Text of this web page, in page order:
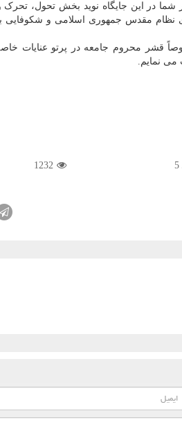
شما در این جایگاه نوید بخش تحول،
نظام مقدس جمهوری اسلامی و
قشر محروم جامعه در پرتو عنایات
می نمایم.
5
1232